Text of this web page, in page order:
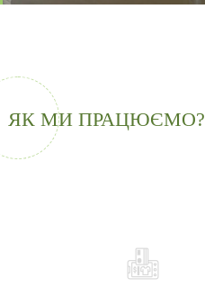
ЯК МИ ПРАЦЮЄМО?